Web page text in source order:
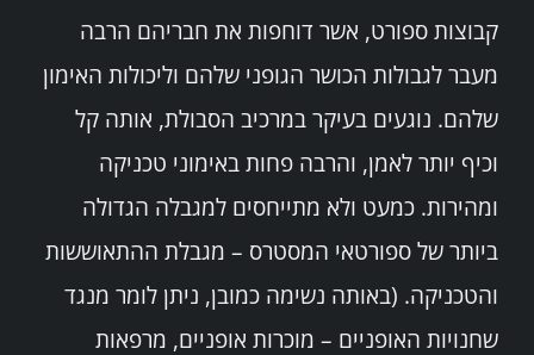
קבוצות ספורט, אשר דוחפות את חבריהם הרבה
מעבר לגבולות הכושר הגופני שלהם וליכולות האימון
שלהם. נוגעים בעיקר במרכיב הסבולת, אותה קל
וכיף יותר לאמן, והרבה פחות באימוני טכניקה
ומהירות. כמעט ולא מתייחסים למגבלה הגדולה
ביותר של ספורטאי המסטרס – מגבלת ההתאוששות
והטכניקה. (באותה נשימה כמובן, ניתן לומר מנגד
שחנויות האופניים – מוכרות אופניים, מרפאות